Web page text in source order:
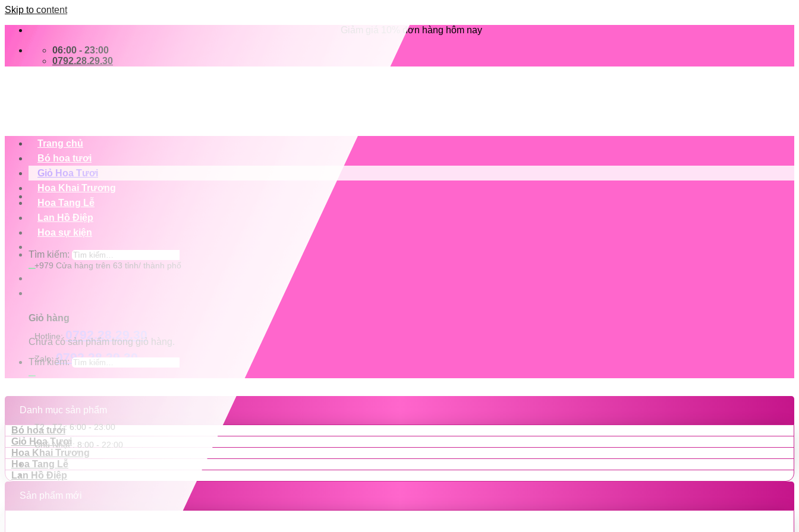
Skip to content
Giảm giá 10% đơn hàng hôm nay
06:00 - 23:00
0792.28.29.30
+979 Cửa hàng trên 63 tỉnh/ thành phố
Hotline:0792.28.29.30
Zalo:0792.28.29.30
T2 - T7 : 6:00 - 23:00
Chủ Nhật : 8:00 - 22:00
Trang chủ
Bó hoa tươi
Giỏ Hoa Tươi
Hoa Khai Trương
Hoa Tang Lễ
Lan Hồ Điệp
Hoa sự kiện
Tìm kiếm:
Giỏ hàng
Chưa có sản phẩm trong giỏ hàng.
Tìm kiếm:
Danh mục sản phẩm
Bó hoa tươi
Giỏ Hoa Tươi
Hoa Khai Trương
Hoa Tang Lễ
Lan Hồ Điệp
Sản phẩm mới